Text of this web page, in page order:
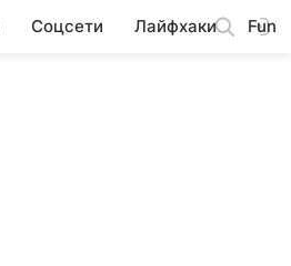
Соцсети Лайфхаки Fun